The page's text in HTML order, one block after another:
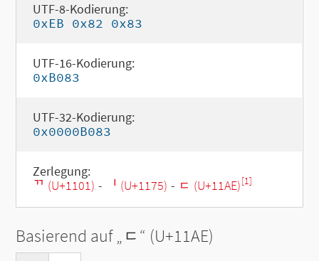
UTF-8-Kodierung:
0xEB 0x82 0x83
UTF-16-Kodierung:
0xB083
UTF-32-Kodierung:
0x0000B083
Zerlegung:
ᄁ (U+1101) - ᅵ (U+1175) - ᆮ (U+11AE)[1]
Basierend auf „ᆮ“ (U+11AE)